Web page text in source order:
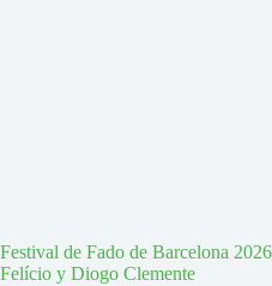
Festival de Fado de Barcelona
Felício y Diogo Clemente